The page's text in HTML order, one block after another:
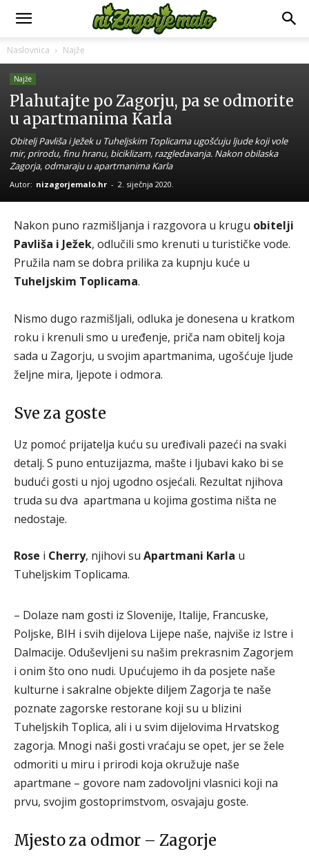
Naslovnica Najže
Najže
Plahutajte po Zagorju, pa se odmorite
u apartmanima Karla
Obitelj Pavliša i Ježek u Tuheljskim Toplicama ugošćuju ljude koji vole
mir, prirodu, finu hranu, biciklizam, razgledavanja. Nakon obilaska
Zagorja, odmaraju u apartmanima Karla
Autor: nizagorjemalo.hr - 2. siječnja 2020.
Nakon puno razmišljanja i razgovora u krugu obitelji
Pavliša i Ježek, odlučili smo krenuti u turističke vode.
Pružila nam se dobra prilika za kupnju kuće u
Tuheljskim Toplicama.
Nismo dugo razmišljali, odluka je donesena u kratkom
roku i krenuli smo u uređenje, priča nam obitelj koja
sada u Zagorju, u svojim apartmanima, ugošćuje ljude
željne mira, ljepote i odmora.
Sve za goste
Uz pomoć prijatelja kuću su uređivali pazeći na svaki
detalj. S puno entuzijazma, mašte i ljubavi kako bi se
budući gosti u njoj ugodno osjećali. Rezultat njihova
truda su dva apartmana u kojima gostima ništa ne
nedostaje.
Rose i Cherry, njihovi su Apartmani Karla u
Tuheljskim Toplicama.
– Dolaze nam gosti iz Slovenije, Italije, Francuske,
Poljske, BIH i svih dijelova Lijepe naše, najviše iz Istre i
Dalmacije. Oduševljeni su našim prekrasnim Zagorjem
i onim što ono nudi. Upućujemo ih da posjete naše
kulturne i sakralne objekte diljem Zagorja te naše
poznate zagorske restorane koji su u blizini
Tuheljskih Toplica, ali i u svim dijelovima Hrvatskog
zagorja. Mnogi naši gosti vraćaju se opet, jer se žele
odmoriti u miru i prirodi koja okružuje naše
apartmane – govore nam zadovoljni vlasnici koji na
prvu, svojim gostoprimstvom, osvajaju goste.
Mjesto za odmor – Zagorje